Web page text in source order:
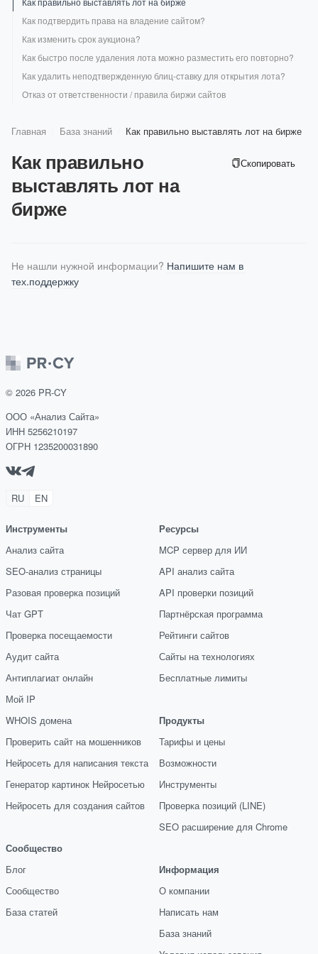
API: Мониторинг бренда в ИИ-ответах
Яндекс.Метрики?
Как использовать инструмент для перефразирования текста
Как использовать инструмент для мониторинга изменений
Как указать страницы, которые не нужно проверять?
Как считать лимиты на проверку позиций?
Сколько стоит проверка позиций
Как отменить подписку
Как подключить тестовый период
Как поменять тариф?
Как получить скидку?
Автопродление
Как отменить оплату картой или сменить карту?
Партнерская программа
Как задать новый пароль для аккаунта
Командный доступ
Вход в аккаунт после отключения авторизации через Google
При проверке сайта возникает черный экран
Правила раздела «Сообщество»
Как подтвердить права на владение сайтом?
Как изменить срок аукциона?
Как быстро после удаления лота можно разместить его повторно?
Как удалить неподтвержденную блиц-ставку для открытия лота?
Отказ от ответственности / правила биржи сайтов
Главная База знаний Как правильно выставлять лот на бирже
Как правильно
выставлять лот на
бирже
Скопировать
Не нашли нужной информации? Напишите нам в
тех.поддержку
© 2026 PR-CY
ООО «Анализ Сайта»
ИНН 5256210197
ОГРН 1235200031890
RU EN
Инструменты
Анализ сайта
SEO-анализ страницы
Разовая проверка позиций
Чат GPT
Проверка посещаемости
Аудит сайта
Антиплагиат онлайн
Мой IP
WHOIS домена
Проверить сайт на мошенников
Нейросеть для написания текста
Генератор картинок Нейросетью
Нейросеть для создания сайтов
Сообщество
Блог
Сообщество
База статей
Ресурсы
MCP сервер для ИИ
API анализ сайта
API проверки позиций
Партнёрская программа
Рейтинги сайтов
Сайты на технологиях
Бесплатные лимиты
Продукты
Тарифы и цены
Возможности
Инструменты
Проверка позиций (LINE)
SEO расширение для Chrome
Информация
О компании
Написать нам
База знаний